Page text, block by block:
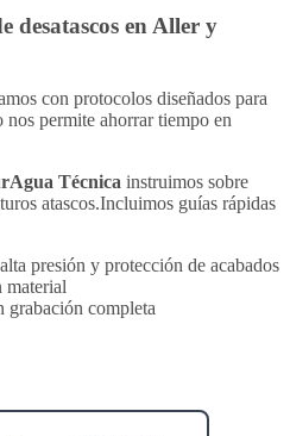
desatascos en Aller y
con protocolos diseñados para
permite ahorrar tiempo en
Técnica instruimos sobre
atascos.Incluimos guías rápidas
presión y protección de acabados
material
grabación completa